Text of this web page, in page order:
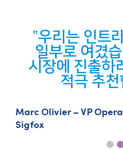
우리는 인트
일부로 여겼
시장에 진출하
적극 추
Marc Olivier – VP
Sigfox